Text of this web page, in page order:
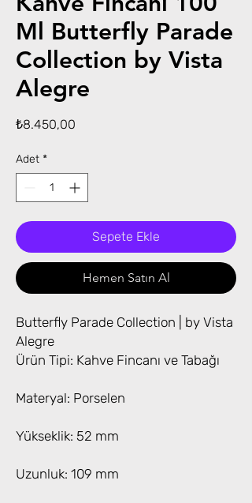
Ml Butterfly Parade
Collection by Vista
Alegre
₺8.450,00
Adet *
Sepete Ekle
Hemen Satın Al
Butterfly Parade Collection | by Vista
Alegre
Ürün Tipi: Kahve Fincanı ve Tabağı
Materyal: Porselen
Yükseklik: 52 mm
Uzunluk: 109 mm